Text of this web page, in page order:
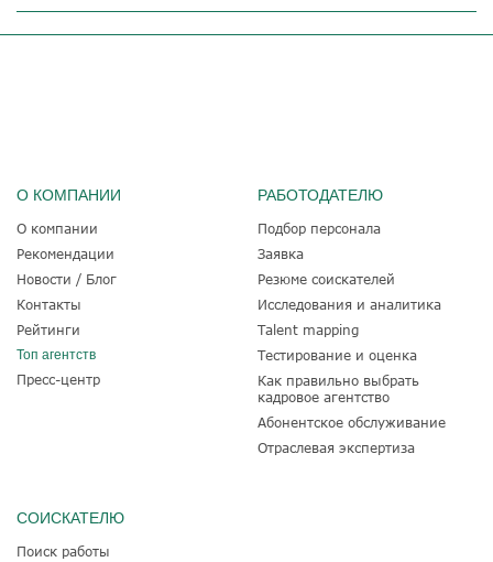
О КОМПАНИИ
О компании
Рекомендации
Новости / Блог
Контакты
Рейтинги
Топ агентств
Пресс-центр
РАБОТОДАТЕЛЮ
Подбор персонала
Заявка
Резюме соискателей
Исследования и аналитика
Talent mapping
Тестирование и оценка
Как правильно выбрать
кадровое агентство
Абонентское обслуживание
Отраслевая экспертиза
СОИСКАТЕЛЮ
Поиск работы